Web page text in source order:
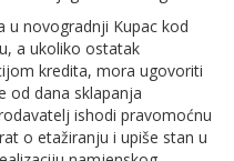
u novogradnji Kupac kod
a ukoliko ostatak
kredita, mora ugovoriti
od dana sklapanja
ishodi pravomoćnu
o etažiranju i upiše stan u